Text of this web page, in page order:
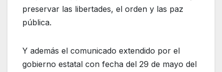
preservar las libertades, el orden y las paz
pública.
Y además el comunicado extendido por el
gobierno estatal con fecha del 29 de mayo del